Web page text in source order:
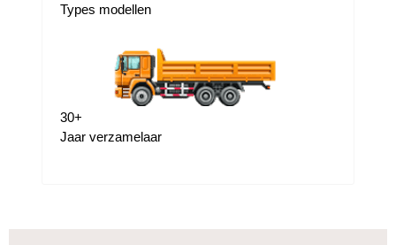
Types modellen
30+
Jaar verzamelaar